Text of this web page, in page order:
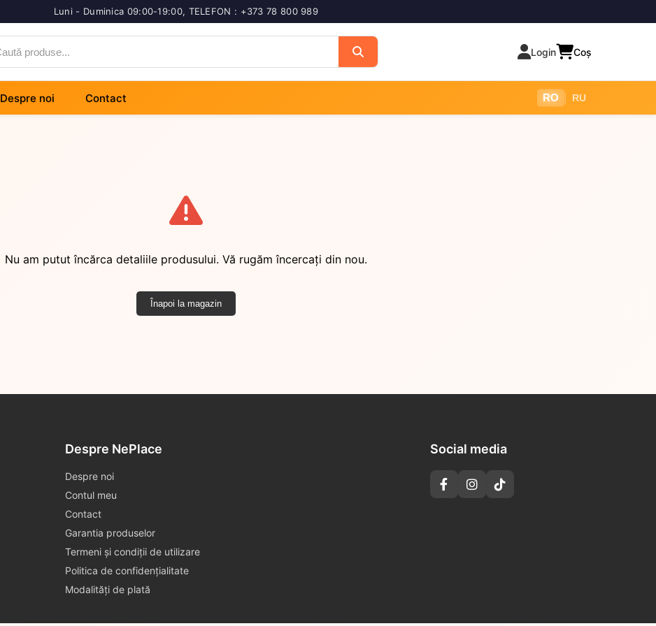
Luni - Duminica 09:00-19:00, TELEFON : +373 78 800 989
Login Coș
Despre noi Contact RO RU
Nu am putut încărca detaliile produsului. Vă rugăm încercați din nou.
Înapoi la magazin
Despre NePlace
Despre noi
Contul meu
Contact
Garantia produselor
Termeni și condiții de utilizare
Politica de confidențialitate
Modalități de plată
Social media